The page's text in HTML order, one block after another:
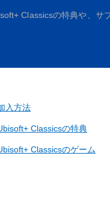
Classicsの特典や、サ
入方法
Classicsの特典
Classicsのゲーム